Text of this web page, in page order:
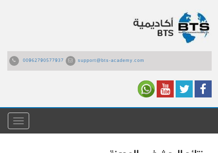
00962790577937 support@bts-academy.com
القائمة